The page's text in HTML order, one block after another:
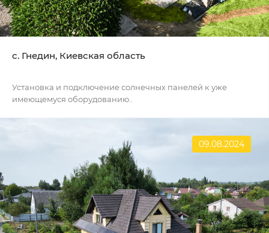
c. Гнедин, Киевская область
Установка и подключение солнечных панелей к уже
имеющемуся оборудованию..
09.08.2024